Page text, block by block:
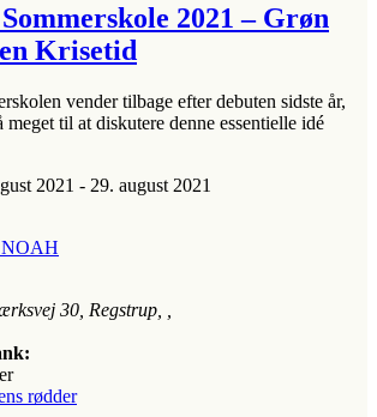
2021 – Grøn
Krisetid
vender tilbage efter debuten sidste år,
til at diskutere denne essentielle idé
2021 - 29. august 2021
NOAH
30, Regstrup